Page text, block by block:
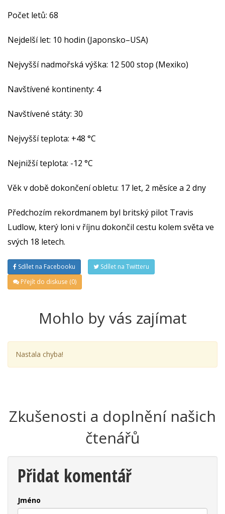
Počet letů: 68
Nejdelší let: 10 hodin (Japonsko–USA)
Nejvyšší nadmořská výška: 12 500 stop (Mexiko)
Navštívené kontinenty: 4
Navštívené státy: 30
Nejvyšší teplota: +48 °C
Nejnižší teplota: -12 °C
Věk v době dokončení obletu: 17 let, 2 měsíce a 2 dny
Předchozím rekordmanem byl britský pilot Travis
Ludlow, který loni v říjnu dokončil cestu kolem světa ve
svých 18 letech.
Sdílet na Facebooku
Sdílet na Twitteru
Přejít do diskuse (0)
Mohlo by vás zajímat
Nastala chyba!
Zkušenosti a doplnění našich
čtenářů
Přidat komentář
Jméno